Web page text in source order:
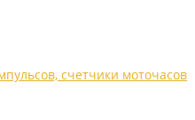
счетчики моточасов